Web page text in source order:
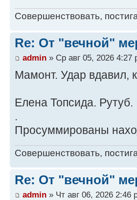
Совершенствовать,
Re: От "вечной"
admin » Ср авг 05, 2026 4:27
Мамонт. Удар вдавил,
Елена Топсида. Рутуб.
.
Просуммированы
Совершенствовать,
Re: От "вечной"
admin » Чт авг 06, 2026 2:46